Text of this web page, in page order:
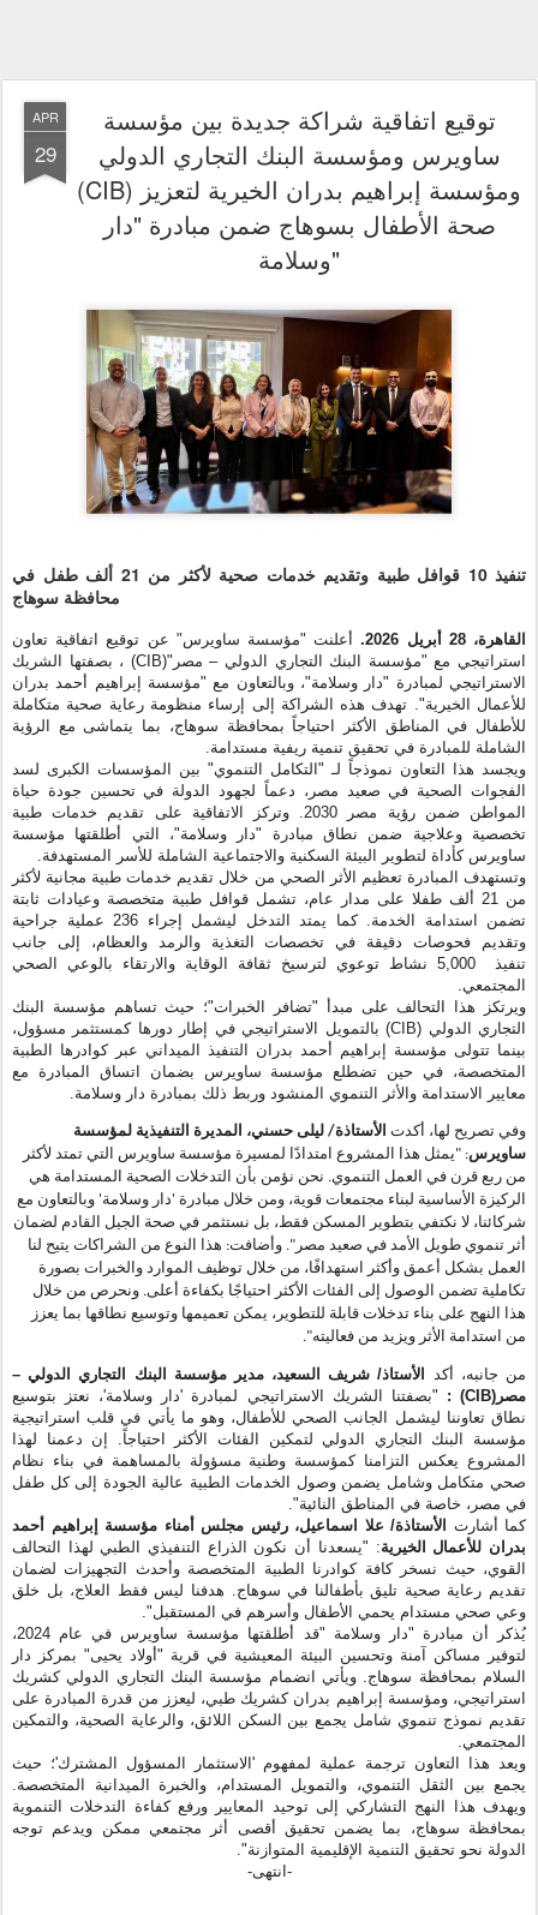
تنفيذ 10 قوافل طبية وتقديم خدمات صحية لأكثر من 21 ألف طفل في
محافظة سوهاج
28أبريل 2026.
أعلنت "مؤسسة ساويرس" عن توقيع اتفاقية تعاون
استراتيجي مع "مؤسسة البنك التجاري الدولي – مصر(CIB)"، بصفتها الشريك
للأطفال في المناطق الأكثر احتياجاً بمحافظة سوهاج، بما يتماشى مع الرؤية
الفجوات الصحية في صعيد مصر، دعماً لجهود الدولة في تحسين جودة حياة
المواطن ضمن رؤية مصر 2030. وتركز الاتفاقية على تقديم خدمات طبية
تخصصية وعلاجية ضمن نطاق مبادرة "دار وسلامة"، التي أطلقتها مؤسسة
ساويرس كأداة لتطوير البيئة السكنية والاجتماعية الشاملة للأسر المستهدفة.
وتستهدف المبادرة تعظيم الأثر الصحي من خلال تقديم خدمات طبية مجانية لأكثر
من 21 ألف طفلا على مدار عام، تشمل قوافل طبية متخصصة وعيادات ثابتة
تضمن استدامة الخدمة. كما يمتد التدخل ليشمل إجراء236 عملية جراحية
وتقديم فحوصات دقيقة في تخصصات التغذية والرمد والعظام، إلى جانب
تنفيذ5,000
نشاط توعوي لترسيخ ثقافة الوقاية والارتقاء بالوعي الصحي
المجتمعي .
ويرتكز هذا التحالف على مبدأ"تضافر الخبرات" ؛ حيث تساهم مؤسسة البنك
التجاري الدولي(CIB)بالتمويل الاستراتيجي في إطار دورها كمستثمر مسؤول،
بينما تتولى مؤسسة إبراهيم أحمد بدران التنفيذ الميداني عبر كوادرها الطبية
المتخصصة، في حين تضطلع مؤسسة ساويرس بضمان اتساق المبادرة مع
معايير الاستدامة والأثر التنموي المنشود وربط ذلك بمبادرة دار وسلامة.
وفي تصريح لها، أكدت
الأستاذة/ ليلى حسني، المديرة التنفيذية لمؤسسة
ساويرس
" يمثل هذا المشروع امتدادًا لمسيرة مؤسسة ساويرس التي تمتد لأكثر
من ربع قرن في العمل التنموي. نحن نؤمن بأن التدخلات الصحية المستدامة هي
الركيزة الأساسية لبناء مجتمعات قوية، ومن خلال مبادرة 'دار وسلامة' وبالتعاون مع
شركائنا، لا نكتفي بتطوير المسكن فقط، بل نستثمر في صحة الجيل القادم لضمان
أثر تنموي طويل الأمد في صعيد مصر."وأضافت هذا النوع من الشراكات يتيح لنا
تكاملية تضمن الوصول إلى الفئات الأكثر احتياجًا بكفاءة أعلى. ونحرص من خلال
هذا النهج على بناء تدخلات قابلة للتطوير، يمكن تعميمها وتوسيع نطاقها بما يعزز
من استدامة الأثر ويزيد من فعاليته."
من جانبه، أكدالأستاذ/ شريف السعيد، مدير مؤسسة البنك التجاري الدولي –
مصر(CIB)
:"بصفتنا الشريك الاستراتيجي لمبادرة 'دار وسلامة'، نعتز بتوسيع
نطاق تعاوننا ليشمل الجانب الصحي للأطفال، وهو ما يأتي في قلب استراتيجية
مؤسسة البنك التجاري الدولي لتمكين الفئات الأكثر احتياجاً. إن دعمنا لهذا
المشروع يعكس التزامنا كمؤسسة وطنية مسؤولة بالمساهمة في بناء نظام
صحي متكامل وشامل يضمن وصول الخدمات الطبية عالية الجودة إلى كل طفل
في مصر، خاصة في المناطق النائية
كما أشارتالأستاذة/ علا اسماعيل، رئيس مجلس أمناء مؤسسة إبراهيم أحمد
بدران للأعمال الخيرية:"يسعدنا أن نكون الذراع التنفيذي الطبي لهذا التحالف
القوي، حيث نسخر كافة كوادرنا الطبية المتخصصة وأحدث التجهيزات لضمان
تقديم رعاية صحية تليق بأطفالنا في سوهاج. هدفنا ليس فقط العلاج، بل خلق
وعي صحي مستدام يحمي الأطفال وأسرهم في المستقبل."
يُذكر أن مبادرة"دار وسلامة"
لتوفير مساكن آمنة وتحسين البيئة المعيشية في قرية "أولاد يحيى" بمركز دار
السلام بمحافظة سوهاج. ويأتي انضمام مؤسسة البنك التجاري الدولي كشريك
استراتيجي، ومؤسسة إبراهيم بدران كشريك طبي، ليعزز من قدرة المبادرة على
تقديم نموذج تنموي شامل يجمع بين السكن اللائق، والرعاية الصحية، والتمكين
المجتمعي.
ويعد هذا التعاون ترجمة عملية لمفهوم 'الاستثمار المسؤول المشترك
يجمع بين الثقل التنموي، والتمويل المستدام، والخبرة الميدانية المتخصصة.
ويهدف هذا النهج التشاركي إلى توحيد المعايير ورفع كفاءة التدخلات التنموية
بمحافظة سوهاج، بما يضمن تحقيق أقصى أثر مجتمعي ممكن ويدعم توجه
الدولة نحو تحقيق التنمية الإقليمية المتوازنة."
-انتهى-
Posted 29th April byCNegypt
Labels: pharmaceutical- Health